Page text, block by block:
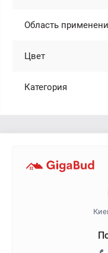
Область
Цвет
Категория